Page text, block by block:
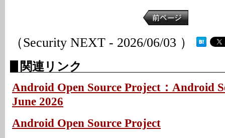
（Security NEXT - 2026/06/03 ）
関連リンク
Android Open Source Project：Android
June 2026
Android Open Source Project